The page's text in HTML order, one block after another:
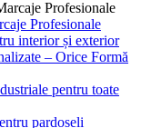
Profesionale
interior și exterior
– Orice Formă
pentru toate
pardoseli